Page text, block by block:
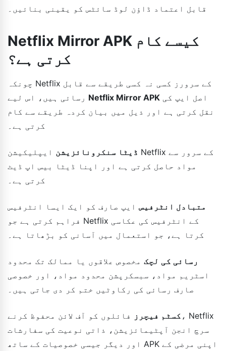
قابل اعتماد ڈاؤن لوڈ سائٹس کو یقینی بنائیں۔
Netflix Mirror APK کیسے کام
کرتی ہے؟
چونکہ Netflix کے سرورز کسی نہ کسی طریقے سے قابل
Netflix Mirror APK
نقل کرتی ہے اور ذیل میں بیان کردہ طریقے سے کام
کرتی ہے۔
ڈیٹا سنکرونائزیشن ایپلیکیشن Netflix کے سرور سے
مواد حاصل کرتی ہے اور اپنا ڈیٹا بیس اپ ڈیٹ
کرتی ہے۔
متبادل انٹرفیس ایپ صارف کو ایک ایسا انٹرفیس
فراہم کرتی ہے جو Netflix کے انٹرفیس کی عکاسی
کرتا ہے، جو استعمال میں آسانی کو بڑھاتا ہے۔
رسائی کی لچک مخصوص علاقوں یا ممالک تک محدود
اسٹریم مواد، سبسکرپشن محدود مواد، اور خصوصی
صارف رسائی کی رکاوٹیں ختم کر دی جاتی ہیں۔
کسٹم فیچرز
فائلوں کو آف لائن محفوظ کرنے، Netflix
سرچ انجن آپٹیمائزیشن، ذاتی نوعیت کی سفارشات
اور دیگر جیسی خصوصیات کے ساتھ APK اپنی مرضی کے